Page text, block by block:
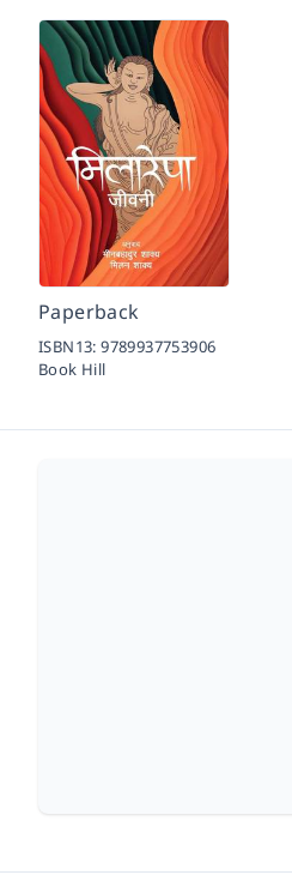
Paperback
ISBN13:9789937753906
Book Hill